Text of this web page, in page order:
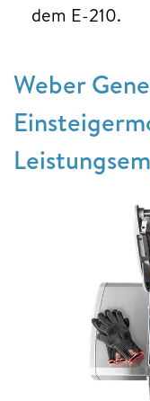
dem E-210.
Weber